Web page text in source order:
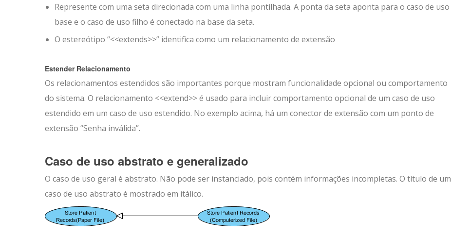
Represente com uma seta direcionada com uma linha pontilhada. A ponta da seta aponta para o caso de uso
base e o caso de uso filho é conectado na base da seta.
O estereótipo “<<extends>>” identifica como um relacionamento de extensão
Estender Relacionamento
Os relacionamentos estendidos são importantes porque mostram funcionalidade opcional ou comportamento
do sistema. O relacionamento <<extend>> é usado para incluir comportamento opcional de um caso de uso
estendido em um caso de uso estendido. No exemplo acima, há um conector de extensão com um ponto de
extensão “Senha inválida”.
Caso de uso abstrato e generalizado
O caso de uso geral é abstrato. Não pode ser instanciado, pois contém informações incompletas. O título de um
caso de uso abstrato é mostrado em itálico.